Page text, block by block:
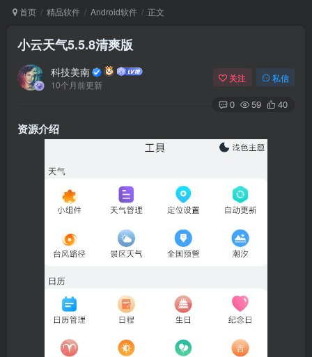
Linux软件 Android软件
首页 精品软件 Android软件 正文
小云天气5.5.8清爽版
科技美南
10个月前更新
关注 私信
0 59 40
资源介绍